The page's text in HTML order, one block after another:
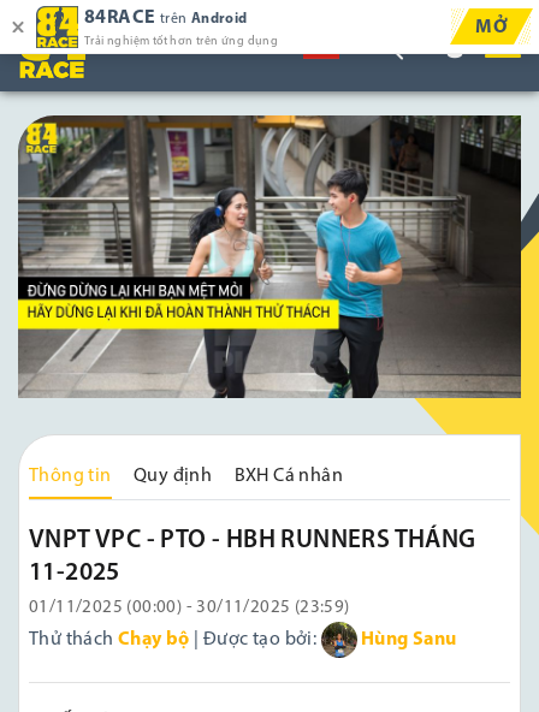
Thông tin Quy định BXH Cá nhân
VNPT VPC - PTO - HBH RUNNERS THÁNG
11-2025
01/11/2025 (00:00) - 30/11/2025 (23:59)
Thử thách Chạy bộ | Được tạo bởi: Hùng Sanu
84RACE trên Android
Trải nghiệm tốt hơn trên ứng dụng
MỞ